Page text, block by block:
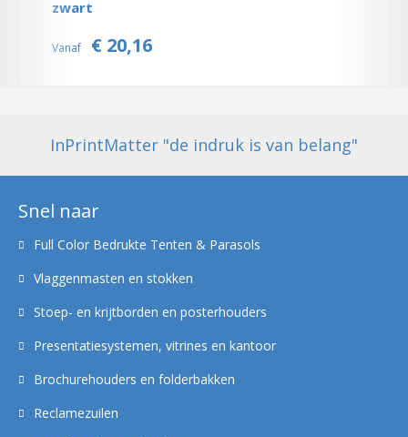
zwart
Vanaf € 20,16
InPrintMatter "de indruk is van belang"
Snel naar
Full Color Bedrukte Tenten & Parasols
Vlaggenmasten en stokken
Stoep- en krijtborden en posterhouders
Presentatiesystemen, vitrines en kantoor
Brochurehouders en folderbakken
Reclamezuilen